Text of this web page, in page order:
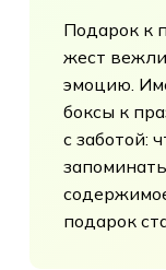
Подарок к
жест
эмоцию.
боксы к
с заботой:
подарок